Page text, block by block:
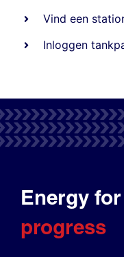
Vind een
Inloggen
Energy for
progress